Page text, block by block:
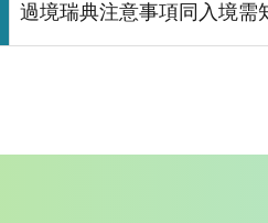
過境瑞典注意事項同入境需